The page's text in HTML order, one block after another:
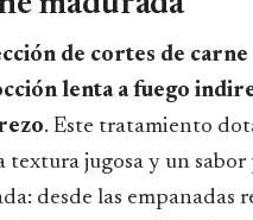
de cortes de
lenta a fuego
. Este tratamiento
textura jugosa y un
desde las empanadas